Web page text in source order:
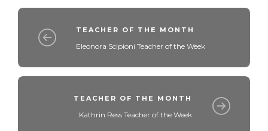
TEACHER OF THE MONTH
Eleonora Scipioni Teacher of the Week
TEACHER OF THE MONTH
Kathrin Ress Teacher of the Week